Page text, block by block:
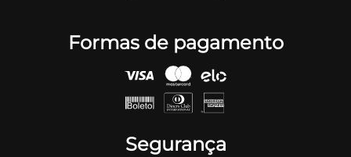
Formas de pagamento
Segurança